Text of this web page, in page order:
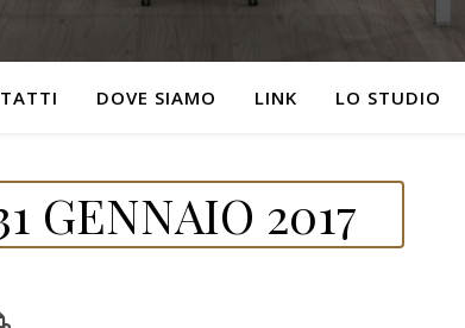
DOVE SIAMO LINK LO STUDIO
GENNAIO 2017